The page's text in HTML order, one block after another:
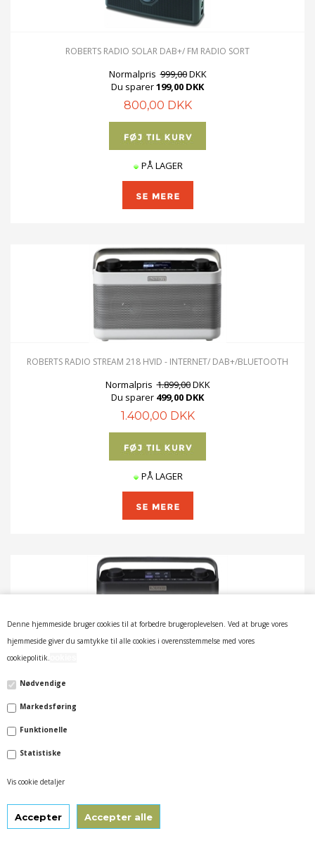
Denne hjemmeside bruger cookies til at forbedre brugeroplevelsen. Ved at bruge vores
hjemmeside giver du samtykke til alle cookies i overensstemmelse med vores
cookiepolitik.
Nødvendige
Markedsføring
Funktionelle
Statistiske
Vis cookie detaljer
ROBERTS RADIO SOLAR DAB+/ FM RADIO SORT
Normalpris 999,00DKK
Du sparer199,00 DKK
800,00 DKK
PÅ LAGER
ROBERTS RADIO STREAM 218 HVID - INTERNET/ DAB+/BLUETOOTH
Normalpris 1.899,00DKK
Du sparer 499,00 DKK
1.400,00 DKK
PÅ LAGER